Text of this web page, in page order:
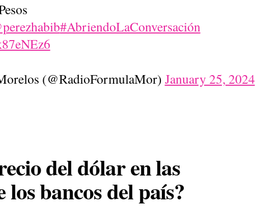
#AbriendoLaConversación
(@RadioFormulaMor) January 25, 2024
del dólar en las
los bancos del país?